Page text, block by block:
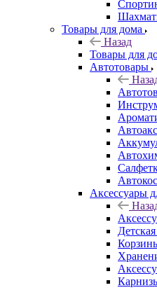
Товары для дома
Назад
Товары для
Автотовары
Аксессуары